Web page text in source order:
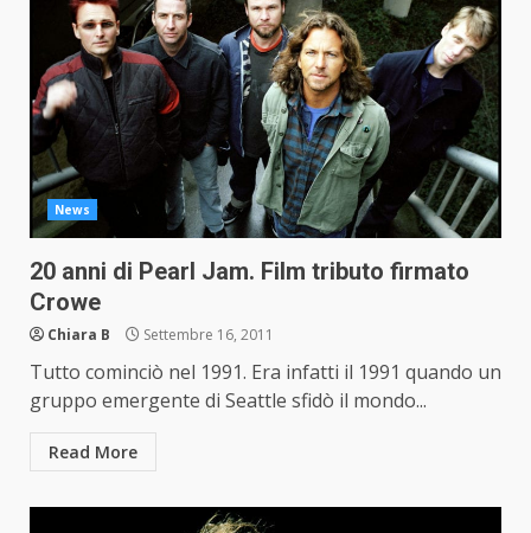
News
20 anni di Pearl Jam. Film tributo firmato
Crowe
Chiara B Settembre 16, 2011
Tutto cominciò nel 1991. Era infatti il 1991 quando un
gruppo emergente di Seattle sfidò il mondo...
Read More